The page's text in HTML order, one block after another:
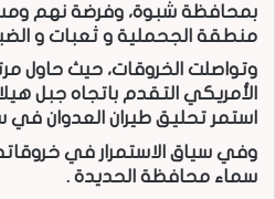
بمحافظة شبوة، وفرضة نهم
منطقة الجحملية و ثعبات و
وتواصلت الخروقات، حيث حاول
الأمريكي التقدم باتجاه جبل
استمر تحليق طيران العدوان
وفي سياق الاستمرار في
سماء محافظة الحديدة .